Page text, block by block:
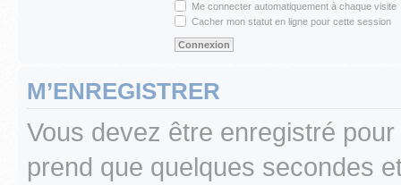
Me connecter automatiquement à chaque visite
Cacher mon statut en ligne pour cette session
M’ENREGISTRER
Vous devez être enregistré
prend que quelques secondes